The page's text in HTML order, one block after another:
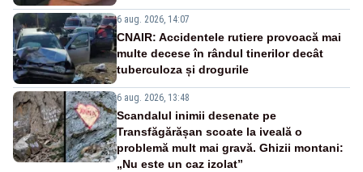
6 aug. 2026, 14:07
CNAIR: Accidentele rutiere provoacă mai
multe decese în rândul tinerilor decât
tuberculoza și drogurile
6 aug. 2026, 13:48
Scandalul inimii desenate pe
Transfăgărășan scoate la iveală o
problemă mult mai gravă. Ghizii montani:
„Nu este un caz izolat”